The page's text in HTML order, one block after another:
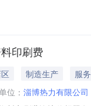
印刷费
制造生产
服务
位： 淄博热力有限公司